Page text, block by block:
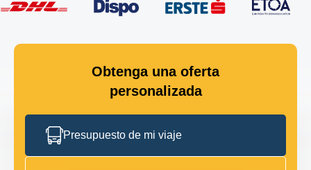
Obtenga una oferta
personalizada
Presupuesto de mi viaje